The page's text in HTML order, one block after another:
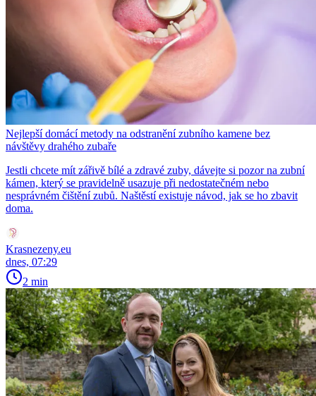
Nejlepší domácí metody na odstranění zubního kamene bez
návštěvy drahého zubaře
Jestli chcete mít zářivě bílé a zdravé zuby, dávejte si pozor na zubní
kámen, který se pravidelně usazuje při nedostatečném nebo
nesprávném čištění zubů. Naštěstí existuje návod, jak se ho zbavit
doma.
Krasnezeny.eu
dnes, 07:29
2 min